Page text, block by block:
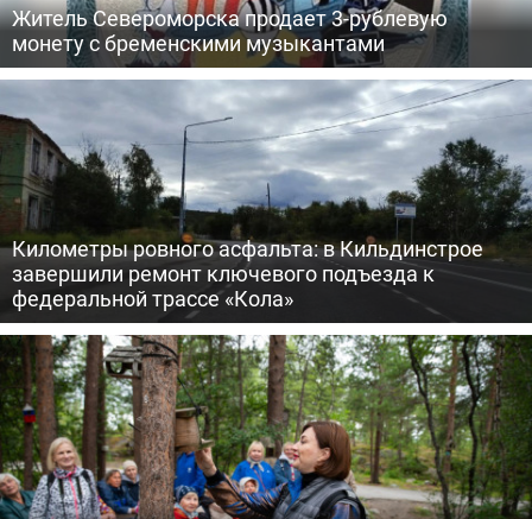
Житель Североморска продает 3-рублевую
монету с бременскими музыкантами
Километры ровного асфальта: в Кильдинстрое
завершили ремонт ключевого подъезда к
федеральной трассе «Кола»